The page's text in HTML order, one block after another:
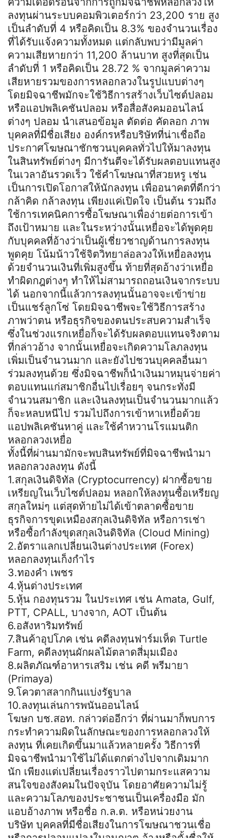
ลงทุนผ่านระบบคอมพิวเตอร์กว่า 23,200 ราย สูง
เป็นลำดับที่ 4 หรือคิดเป็น 8.3% ของจำนวนเรื่อง
ที่ได้รับแจ้งความทั้งหมด แต่กลับพบว่ามีมูลค่า
ความเสียหายกว่า 11,200 ล้านบาท สูงที่สุดเป็น
ลำดับที่ 1 หรือคิดเป็น 28.72 % จากมูลค่าความ
เสียหายรวมของการหลอกลวงในรูปแบบต่างๆ
โดยมิจฉาชีพมักจะใช้วิธีการสร้างเว็บไซต์ปลอม
หรือแอปพลิเคชันปลอม หรือสื่อสังคมออนไลน์
ต่างๆ ปลอม นำเสนอข้อมูล ตัดต่อ คัดลอก ภาพ
บุคคลที่มีชื่อเสียง องค์กรหรือบริษัทที่น่าเชื่อถือ
ประกาศโฆษณาชักชวนบุคคลทั่วไปให้มาลงทุน
ในสินทรัพย์ต่างๆ มีการันตีจะได้รับผลตอบแทนสูง
ในเวลาอันรวดเร็ว ใช้คำโฆษณาที่สวยหรู เช่น
เป็นการเปิดโอกาสให้นักลงทุน เพื่ออนาคตที่ดีกว่า
กล้าคิด กล้าลงทุน เพียงแค่เปิดใจ เป็นต้น รวมถึง
ใช้การเทคนิคการซื้อโฆษณาเพื่อง่ายต่อการเข้า
ถึงเป้าหมาย และในระหว่างนั้นเหยื่อจะได้พูดคุย
กับบุคคลที่อ้างว่าเป็นผู้เชี่ยวชาญด้านการลงทุน
พูดคุย โน้มน้าวใช้จิตวิทยาล่อลวงให้เหยื่อลงทุน
ด้วยจำนวนเงินที่เพิ่มสูงขึ้น ท้ายที่สุดอ้างว่าเหยื่อ
ทำผิดกฎต่างๆ ทำให้ไม่สามารถถอนเงินจากระบบ
ได้ นอกจากนี้แล้วการลงทุนนั้นอาจจะเข้าข่าย
เป็นแชร์ลูกโซ่ โดยมิจฉาชีพจะใช้วิธีการสร้าง
ภาพว่าตน หรือธุรกิจของตนประสบความสำเร็จ
ซึ่งในช่วงแรกเหยื่อก็จะได้รับผลตอบแทนจริงตาม
ที่กล่าวอ้าง จากนั้นเหยื่อจะเกิดความโลภลงทุน
เพิ่มเป็นจำนวนมาก และยังไปชวนบุคคลอื่นมา
ร่วมลงทุนด้วย ซึ่งมิจฉาชีพก็นำเงินมาหมุนจ่ายค่า
ตอบแทนแก่สมาชิกอื่นไปเรื่อยๆ จนกระทั่งมี
จำนวนสมาชิก และเงินลงทุนเป็นจำนวนมากแล้ว
ก็จะหลบหนีไป รวมไปถึงการเข้าหาเหยื่อด้วย
แอปพลิเคชันหาคู่ และใช้คำหวานโรแมนติก
หลอกลวงเหยื่อ
ทั้งนี้ที่ผ่านมามักจะพบสินทรัพย์ที่มิจฉาชีพนำมา
หลอกลวงลงทุน ดังนี้
1.สกุลเงินดิจิทัล (Cryptocurrency) ฝากซื้อขาย
เหรียญในเว็บไซต์ปลอม หลอกให้ลงทุนซื้อเหรียญ
สกุลใหม่ๆ แต่สุดท้ายไม่ได้เข้าตลาดซื้อขาย
ธุรกิจการขุดเหมืองสกุลเงินดิจิทัล หรือการเช่า
หรือซื้อกำลังขุดสกุลเงินดิจิทัล (Cloud Mining)
2.อัตราแลกเปลี่ยนเงินต่างประเทศ (Forex)
หลอกลงทุนเก็งกำไร
3.ทองคำ เพชร
4.หุ้นต่างประเทศ
5.หุ้น กองทุนรวม ในประเทศ เช่น Amata, Gulf,
PTT, CPALL, บางจาก, AOT เป็นต้น
6.อสังหาริมทรัพย์
7.สินค้าอุปโภค เช่น คดีลงทุนฟาร์มเห็ด Turtle
Farm, คดีลงทุนผักผลไม้ตลาดสี่มุมเมือง
8.ผลิตภัณฑ์อาหารเสริม เช่น คดี พรีมายา
(Primaya)
9.โควตาสลากกินแบ่งรัฐบาล
10.ลงทุนเล่นการพนันออนไลน์
โฆษก บช.สอท. กล่าวต่ออีกว่า ที่ผ่านมาก็พบการ
กระทำความผิดในลักษณะของการหลอกลวงให้
ลงทุน ที่เคยเกิดขึ้นมาแล้วหลายครั้ง วิธีการที่
มิจฉาชีพนำมาใช้ไม่ได้แตกต่างไปจากเดิมมาก
นัก เพียงแต่เปลี่ยนเรื่องราวไปตามกระแสความ
สนใจของสังคมในปัจจุบัน โดยอาศัยความไม่รู้
และความโลภของประชาชนเป็นเครื่องมือ มัก
แอบอ้างภาพ หรือชื่อ ก.ล.ต. หรือหน่วยงาน
บริษัท บุคคลที่มีชื่อเสียงในการโฆษณาชวนเชื่อ